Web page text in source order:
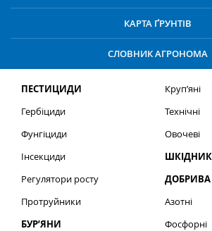
КАРТА ҐРУНТІВ
СЛОВНИК АГРОНОМА
ПЕСТИЦИДИ
Гербіциди
Фунгіциди
Інсекциди
Регулятори росту
Протруйники
БУР’ЯНИ
Круп’яні
Технічні
Овочеві
ДОБРИВА
Азотні
Фосфорні